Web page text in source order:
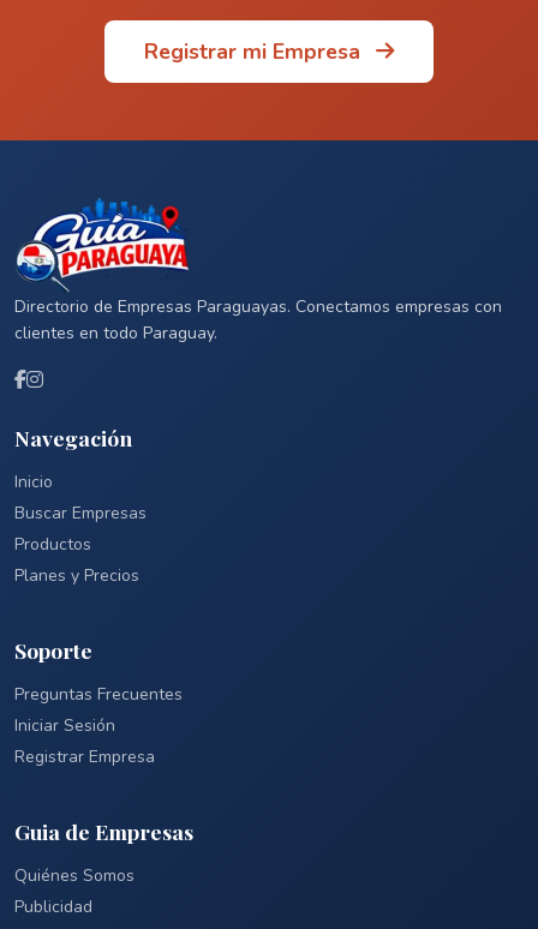
Registrar mi Empresa
Directorio de Empresas Paraguayas. Conectamos empresas con
clientes en todo Paraguay.
Navegación
Inicio
Buscar Empresas
Productos
Planes y Precios
Soporte
Preguntas Frecuentes
Iniciar Sesión
Registrar Empresa
Guia de Empresas
Quiénes Somos
Publicidad